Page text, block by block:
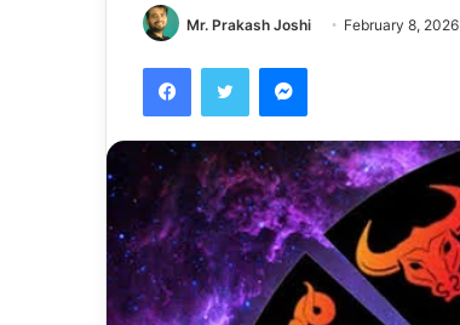
Mr. Prakash Joshi February 8, 2026
FacebookTwitter Messenger